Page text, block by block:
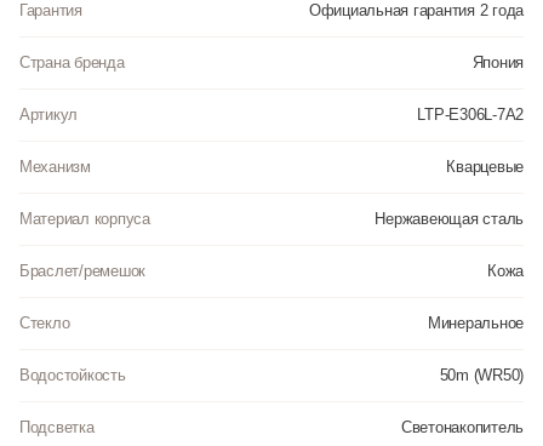
• Корпус из стального сплава 316L с высокими антикоррозийными
• Кожаный ремешок.
• Водозащита до 5 АТМ.
Гарантия Официальная гарантия 2 года
Страна бренда Япония
Артикул LTP-E306L-7A2
Механизм Кварцевые
Материал корпуса Нержавеющая сталь
Браслет/ремешок Кожа
Стекло Минеральное
Водостойкость 50m (WR50)
Подсветка Светонакопитель